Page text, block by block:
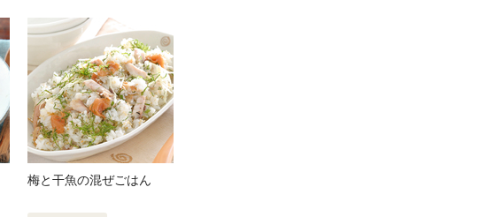
梅と干魚の混ぜごはん